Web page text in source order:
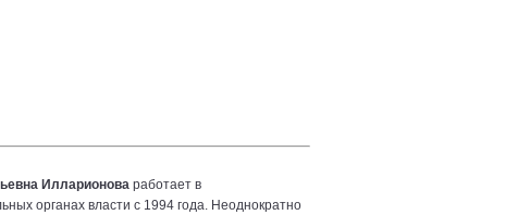
Илларионова работает в
органах власти с 1994 года. Неоднократно